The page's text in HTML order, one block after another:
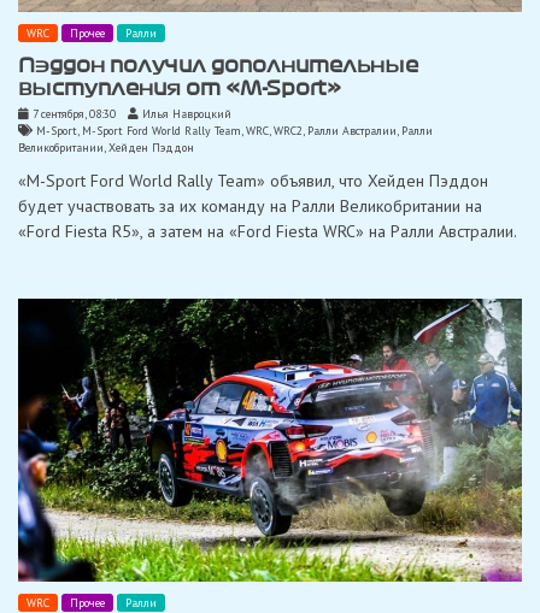
WRC Прочее Ралли
Пэддон получил дополнительные
выступления от «M-Sport»
7 сентября, 08:30
Илья Навроцкий
M-Sport, M-Sport Ford World Rally Team,WRC,WRC2, Ралли Австралии, Ралли
Великобритании,Хейден Пэддон
«M-Sport Ford World Rally Team» объявил, что Хейден Пэддон
будет участвовать за их команду на Ралли Великобритании на
«Ford Fiesta R5», а затем на «Ford Fiesta WRC» на Ралли Австралии.
WRC Прочее Ралли